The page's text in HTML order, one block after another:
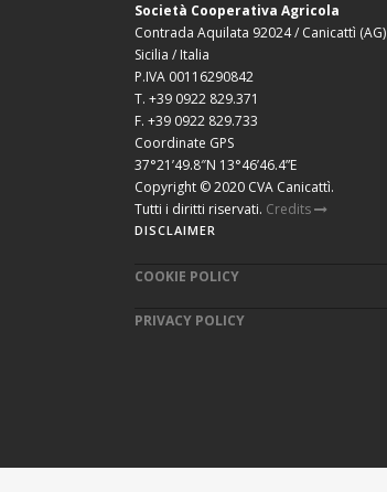
Società Cooperativa Agricola
Contrada Aquilata 92024 / Canicattì (AG)
Sicilia / Italia
P.IVA 00116290842
T. +39 0922 829.371
F. +39 0922 829.733
Coordinate GPS
37°21’49.8″N 13°46’46.4”E
Copyright © 2020 CVA Canicattì.
Tutti i diritti riservati. Credits
DISCLAIMER
COOKIE POLICY
PRIVACY POLICY